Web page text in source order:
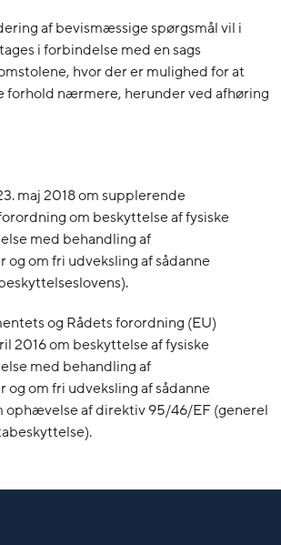
af bevismæssige spørgsmål vil i
i forbindelse med en sags
hvor der er mulighed for at
forhold nærmere, herunder ved afhøring
maj 2018 om supplerende
om beskyttelse af fysiske
med behandling af
og om fri udveksling af sådanne
og Rådets forordning (EU)
2016 om beskyttelse af fysiske
med behandling af
og om fri udveksling af sådanne
ophævelse af direktiv 95/46/EF (generel